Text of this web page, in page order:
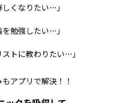
しくなりたい…」
を勉強したい…」
ストに教わりたい…」
アプリで解決！！